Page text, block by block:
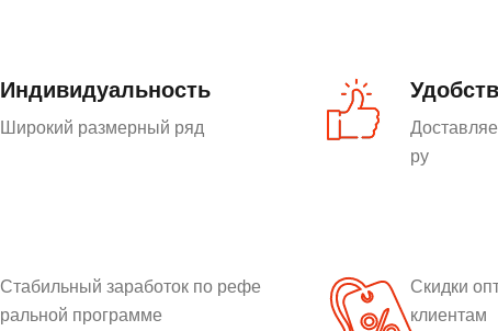
Индивидуальность
Широкий размерный ряд
ру
Стабильный заработок по рефе
ральной программе
Скидки
клиентам